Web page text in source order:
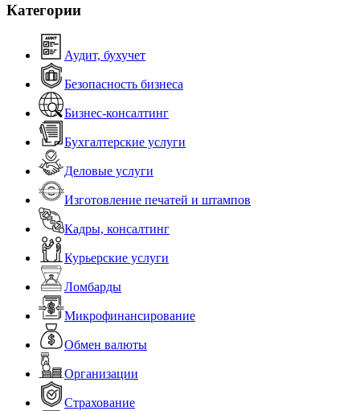
Категории
Аудит, бухучет
Безопасность бизнеса
Бизнес-консалтинг
Бухгалтерские услуги
Деловые услуги
Изготовление печатей и штампов
Кадры, консалтинг
Курьерские услуги
Ломбарды
Микрофинансирование
Обмен валюты
Организации
Страхование